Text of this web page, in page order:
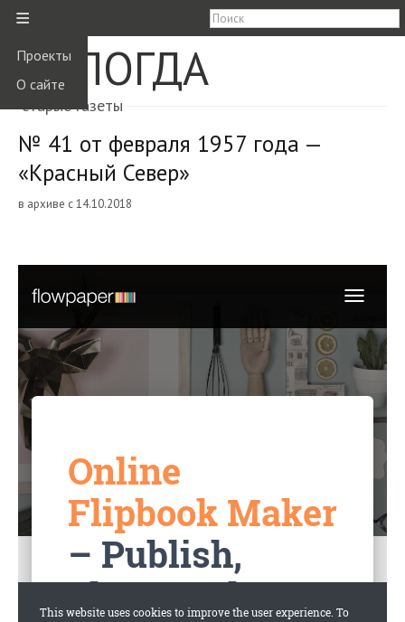
≡
Проекты
О сайте
ВОЛОГДА
старые газеты
№ 41 от февраля 1957 года —
«Красный Север»
в архиве с 14.10.2018